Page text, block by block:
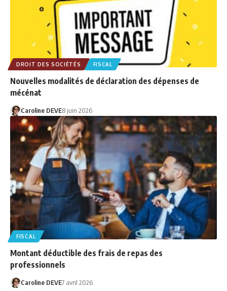
DROIT DES SOCIÉTÉS FISCAL
Nouvelles modalités de déclaration des dépenses de
mécénat
Caroline DEVE8 juin 2026
FISCAL
Montant déductible des frais de repas des
professionnels
Caroline DEVE7 avril 2026